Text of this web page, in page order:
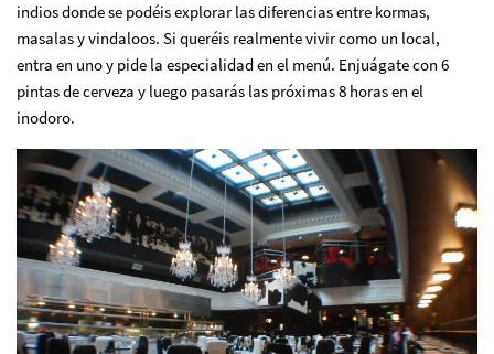
indios donde se podéis explorar las diferencias entre kormas,
masalas y vindaloos. Si queréis realmente vivir como un local,
entra en uno y pide la especialidad en el menú. Enjuágate con 6
pintas de cerveza y luego pasarás las próximas 8 horas en el
inodoro.